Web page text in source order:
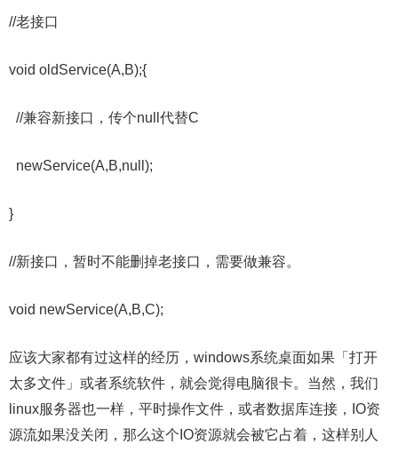
//老接口
void oldService(A,B);{
//兼容新接口，传个null代替C
newService(A,B,null);
}
//新接口，暂时不能删掉老接口，需要做兼容。
void newService(A,B,C);
应该大家都有过这样的经历，windows系统桌面如果「打开
太多文件」或者系统软件，就会觉得电脑很卡。当然，我们
linux服务器也一样，平时操作文件，或者数据库连接，IO资
源流如果没关闭，那么这个IO资源就会被它占着，这样别人